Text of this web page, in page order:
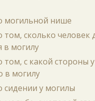
могильной нише
том, сколько
в могилу
том, с какой стороны
в могилу
сидении у могилы